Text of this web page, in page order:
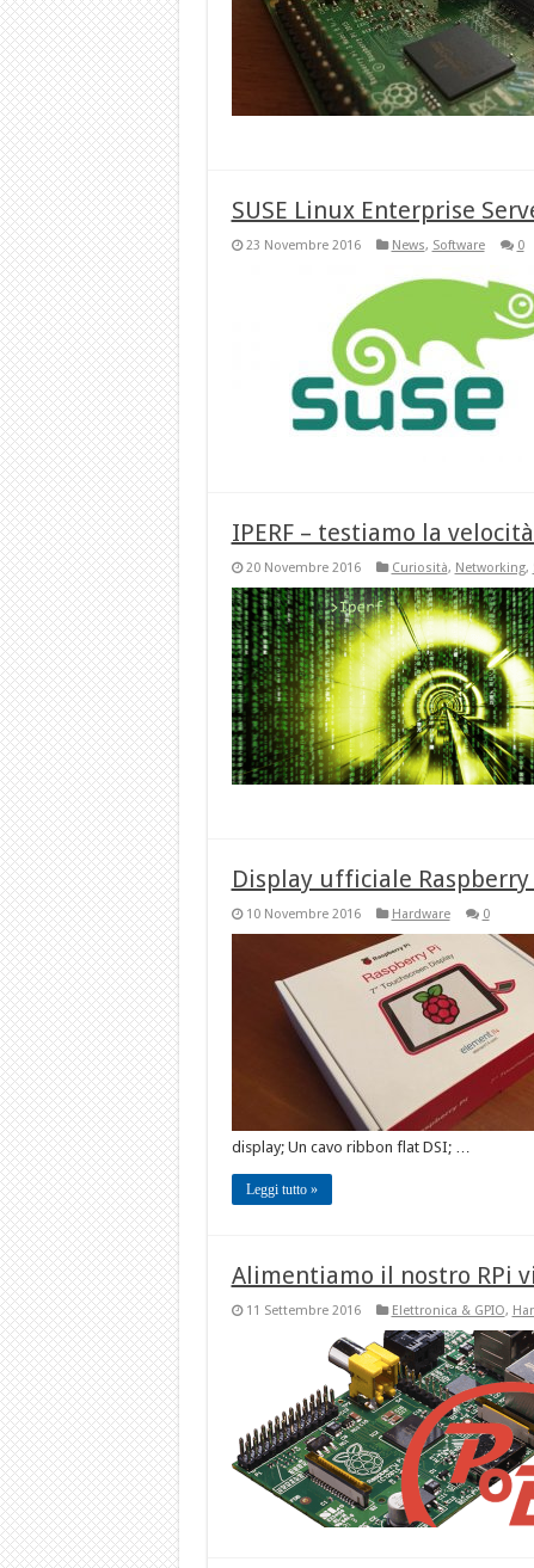
SUSE Linux Enterprise
23 Novembre 2016 News, Software 0
IPERF – testiamo la
20 Novembre 2016 Curiosità, Networking,
Display ufficiale
10 Novembre 2016 Hardware 0
display; Un cavo ribbon flat DSI; …
Leggi tutto »
Alimentiamo il nostro RPi
11 Settembre 2016 Elettronica & GPIO,